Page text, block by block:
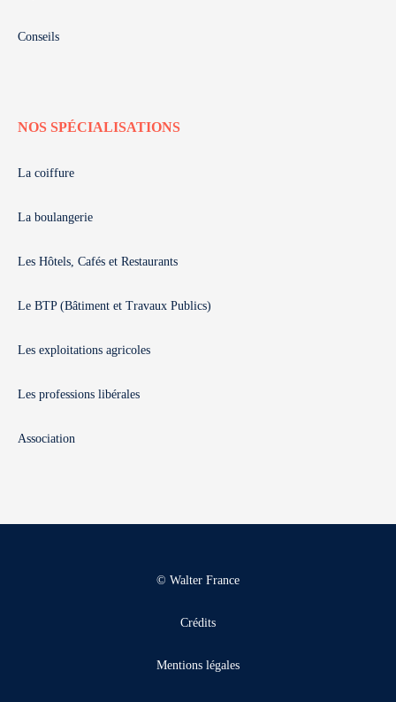
Conseils
NOS SPÉCIALISATIONS
La coiffure
La boulangerie
Les Hôtels, Cafés et Restaurants
Le BTP (Bâtiment et Travaux Publics)
Les exploitations agricoles
Les professions libérales
Association
© Walter France
Crédits
Mentions légales